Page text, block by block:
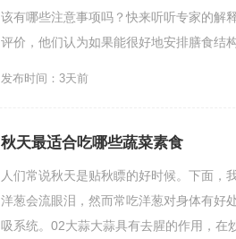
该有哪些注意事项吗？快来听听专家的解
评价，他们认为如果能很好地安排膳食结
发布时间：3天前
秋天最适合吃哪些蔬菜素食
人们常说秋天是贴秋瞟的好时候。下面，
洋葱会流眼泪，然而常吃洋葱对身体有好
吸系统。02大蒜大蒜具有去腥的作用，在